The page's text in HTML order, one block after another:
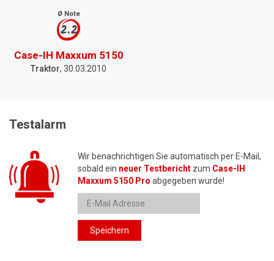
Ø Note
2.2
Case-IH Maxxum 5150
Traktor, 30.03.2010
Testalarm
Wir benachrichtigen Sie automatisch per E-Mail,
sobald ein neuer Testbericht zum Case-IH
Maxxum 5150 Pro abgegeben wurde!
Speichern